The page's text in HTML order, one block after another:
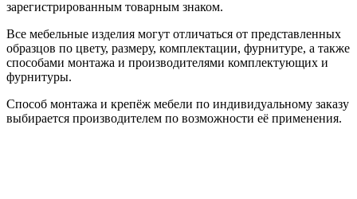
зарегистрированным товарным знаком.
Все мебельные изделия могут отличаться от представленных
образцов по цвету, размеру, комплектации, фурнитуре, а также
способами монтажа и производителями комплектующих и
фурнитуры.
Способ монтажа и крепёж мебели по индивидуальному заказу
выбирается производителем по возможности её применения.